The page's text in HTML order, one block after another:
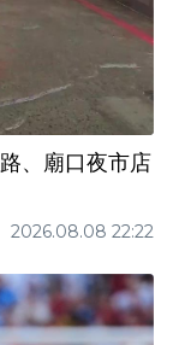
、廟口夜市店
2026.08.08 22:22